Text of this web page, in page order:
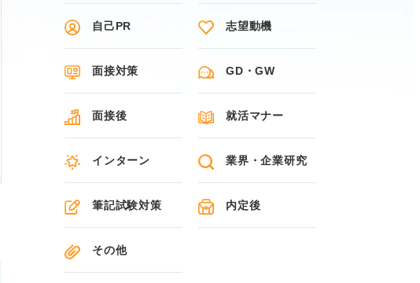
自己PR 志望動機
面接対策 GD・GW
面接後 就活マナー
インターン 業界・企業研究
筆記試験対策 内定後
その他